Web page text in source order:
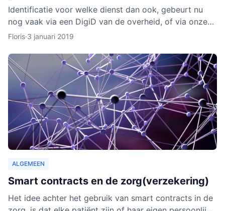
Identificatie voor welke dienst dan ook, gebeurt nu
nog vaak via een DigiD van de overheid, of via onze
identiteitskaart. In sommige gevallen moeten we zelfs
Floris·3 januari 2019
ALGEMEEN
Smart contracts en de zorg(verzekering)
Het idee achter het gebruik van smart contracts in de